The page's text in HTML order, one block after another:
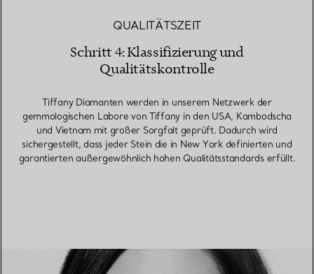
QUALITÄTSZEIT
Schritt 4: Klassifizierung und
Qualitätskontrolle
Tiffany Diamanten werden in unserem Netzwerk der
gemmologischen Labore von Tiffany in den USA, Kambodscha
und Vietnam mit großer Sorgfalt geprüft. Dadurch wird
sichergestellt, dass jeder Stein die in New York definierten und
garantierten außergewöhnlich hohen Qualitätsstandards erfüllt.